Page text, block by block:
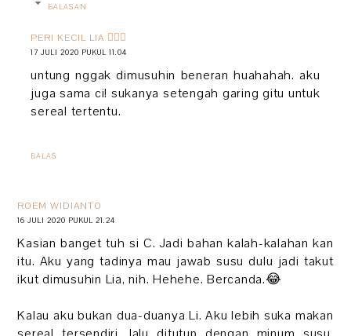
BALASAN
PERI KECIL LIA 🧚🏻‍♀️
17 JULI 2020 PUKUL 11.04
untung nggak dimusuhin beneran huahahah. aku
juga sama ci! sukanya setengah garing gitu untuk
sereal tertentu.
BALAS
ROEM WIDIANTO
16 JULI 2020 PUKUL 21.24
Kasian banget tuh si C. Jadi bahan kalah-kalahan kan
itu. Aku yang tadinya mau jawab susu dulu jadi takut
ikut dimusuhin Lia, nih. Hehehe. Bercanda.😂
Kalau aku bukan dua-duanya Li. Aku lebih suka makan